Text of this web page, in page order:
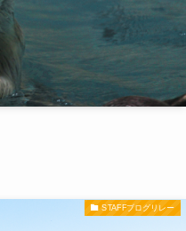
STAFFブログリレー